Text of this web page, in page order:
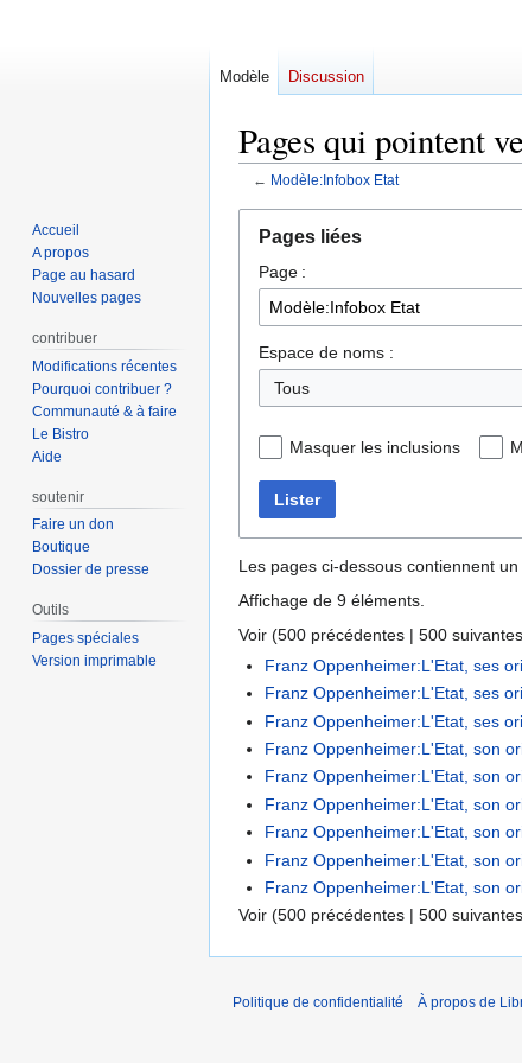
Pages qui pointent
← Modèle:Infobox Etat
navigation
recherche
Pages liées
Page :
Espace de noms :
Masquer les inclusions
Lister
Les pages ci-dessous contiennent
Affichage de 9 éléments.
Voir (500 précédentes | 500 suivantes
Franz Oppenheimer:L'Etat, ses
Franz Oppenheimer:L'Etat, ses
Franz Oppenheimer:L'Etat, ses
Franz Oppenheimer:L'Etat, son
Franz Oppenheimer:L'Etat, son
Franz Oppenheimer:L'Etat, son
Franz Oppenheimer:L'Etat, son
Franz Oppenheimer:L'Etat, son
Franz Oppenheimer:L'Etat, son
Voir (500 précédentes | 500 suivantes
Modèle Discussion
Accueil
A propos
Page au hasard
Nouvelles pages
contribuer
Modifications récentes
Pourquoi contribuer ?
Communauté & à faire
Le Bistro
Aide
soutenir
Faire un don
Boutique
Dossier de presse
Outils
Pages spéciales
Version imprimable
Politique de confidentialité À propos de